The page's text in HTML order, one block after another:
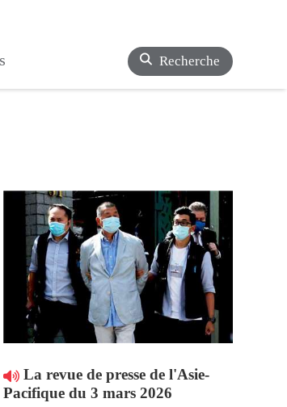
Recherche
La revue de presse de l'Asie-
Pacifique du 3 mars 2026